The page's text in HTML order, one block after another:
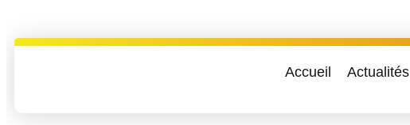
Accueil Actualités